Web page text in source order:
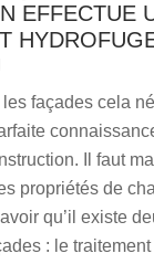
EFFECTUE
façades cela
Il faut
propriétés de
qu’il existe
: le